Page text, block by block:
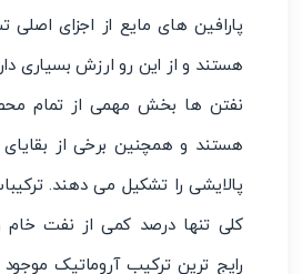
پارافین های مایع از اجزای اصلی
هستند و از این رو ارزش بسیاری
نفتن ها بخش مهمی از تمام
هستند و همچنین برخی از
پالایشی را تشکیل می دهند.
کلی تنها درصد کمی از نفت خام
رایج ترین ترکیب آروماتیک